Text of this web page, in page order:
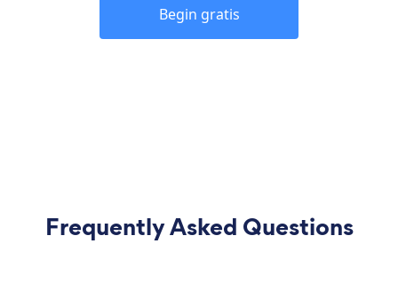
Begin gratis
Frequently Asked Questions